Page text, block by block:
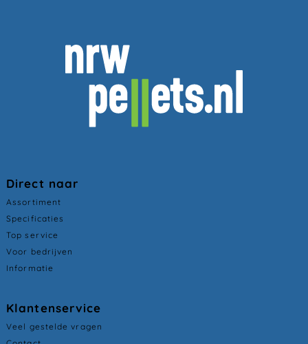
Direct naar
Assortiment
Specificaties
Top service
Voor bedrijven
Informatie
Klantenservice
Veel gestelde vragen